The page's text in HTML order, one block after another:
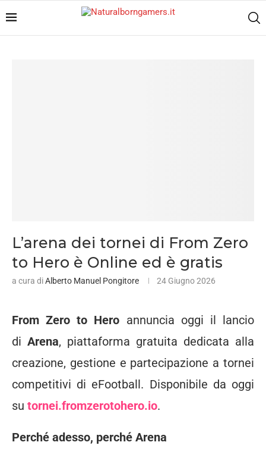
L’arena dei tornei di From Zero
to Hero è Online ed è gratis
a cura diAlberto Manuel Pongitore 24 Giugno 2026
From Zero to Hero annuncia oggi il lancio
di Arena, piattaforma gratuita dedicata alla
creazione, gestione e partecipazione a tornei
competitivi di eFootball. Disponibile da oggi
su tornei.fromzerotohero.io.
Perché adesso, perché Arena